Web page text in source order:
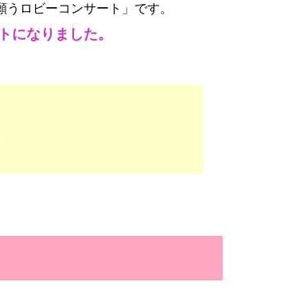
ロビーコンサート」です。
になりました。